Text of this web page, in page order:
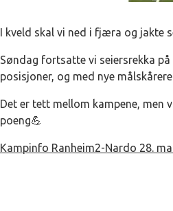
I kveld skal vi ned i fjæra og jakte
Søndag fortsatte vi seiersrekka
posisjoner, og med nye målskårere
Det er tett mellom kampene, men
poeng💪
Kampinfo Ranheim2-Nardo 28.